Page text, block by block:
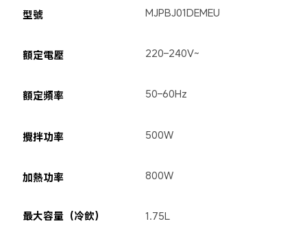
型號 MJPBJ01DEMEU
額定電壓 220–240V~
額定頻率 50–60Hz
攪拌功率 500W
加熱功率 800W
最大容量（冷飲） 1.75L